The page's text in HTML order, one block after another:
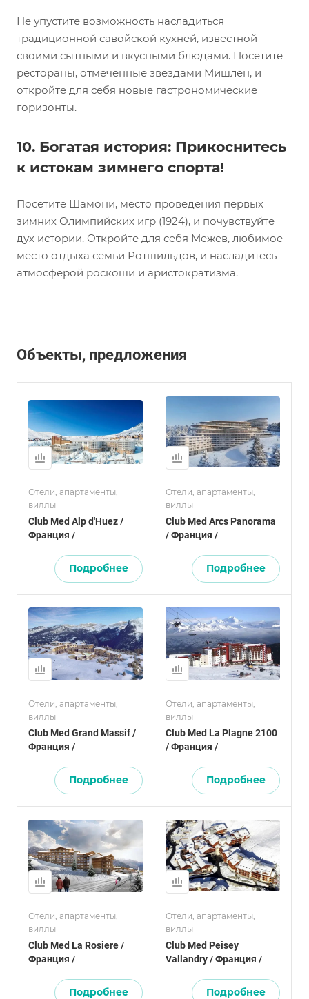
Не упустите возможность насладиться
традиционной савойской кухней, известной
своими сытными и вкусными блюдами. Посетите
рестораны, отмеченные звездами Мишлен, и
откройте для себя новые гастрономические
горизонты.
10. Богатая история: Прикоснитесь
к истокам зимнего спорта!
Посетите Шамони, место проведения первых
зимних Олимпийских игр (1924), и почувствуйте
дух истории. Откройте для себя Межев, любимое
место отдыха семьи Ротшильдов, и насладитесь
атмосферой роскоши и аристократизма.
Объекты, предложения
Отели, апартаменты,
виллы
Club Med Alp d'Huez /
Франция /
Подробнее
Отели, апартаменты,
виллы
Club Med Arcs Panorama
/ Франция /
Подробнее
Отели, апартаменты,
виллы
Club Med Grand Massif /
Франция /
Подробнее
Отели, апартаменты,
виллы
Club Med La Plagne 2100
/ Франция /
Подробнее
Отели, апартаменты,
виллы
Club Med La Rosiere /
Франция /
Подробнее
Отели, апартаменты,
виллы
Club Med Peisey
Vallandry / Франция /
Подробнее